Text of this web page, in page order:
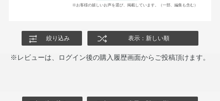
※お客様の嬉しいお声を選び、掲載しています。（一部、編集も含む）
絞り込み 表示：新しい順
※レビューは、ログイン後の購入履歴画面からご投稿頂けます。